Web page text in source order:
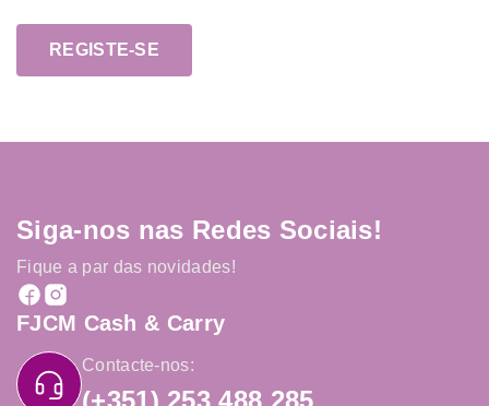
REGISTE-SE
Siga-nos nas Redes Sociais!
Fique a par das novidades!
FJCM Cash & Carry
Contacte-nos: